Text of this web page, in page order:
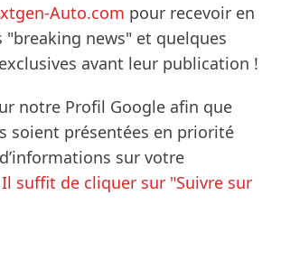
Auto.com pour recevoir en
"breaking news" et quelques
avant leur publication !
notre Profil Google afin que
soient présentées en priorité
sur votre
Il suffit de cliquer sur "Suivre sur